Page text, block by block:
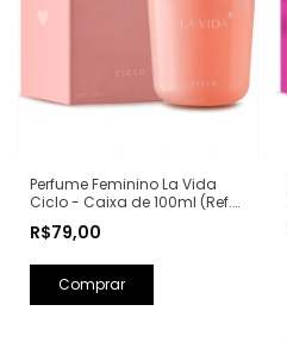
Perfume Feminino La Vida
Ciclo - Caixa de 100ml (Ref.
Lancôme)
R$79,00